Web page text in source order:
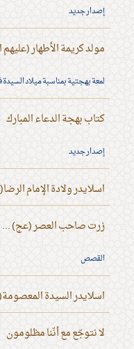
إصدار جديد
مولد كريمة الأطهار (عليهم
لمعة بهجتية بمناسبة ميلاد
كتاب بهجة الدعاء المبارك
إصدار جديد
اسلايدر ولادة الإمام
زرت صاحب العصر (عج) ...
القصص
اسلايدر السيدة
لا نتوجّع مع أنّنا مظلومون